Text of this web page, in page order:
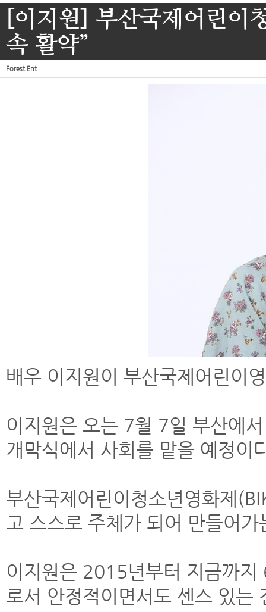
[이지원] 부산국제어린
속 활약”
Forest Ent
배우 이지원이 부산국제어린이
이지원은 오는 7월 7일 부산에
개막식에서 사회를 맡을 예정이
부산국제어린이청소년영화제
고 스스로 주체가 되어 만들어
이지원은 2015년부터 지금까
로서 안정적이면서도 센스 있는